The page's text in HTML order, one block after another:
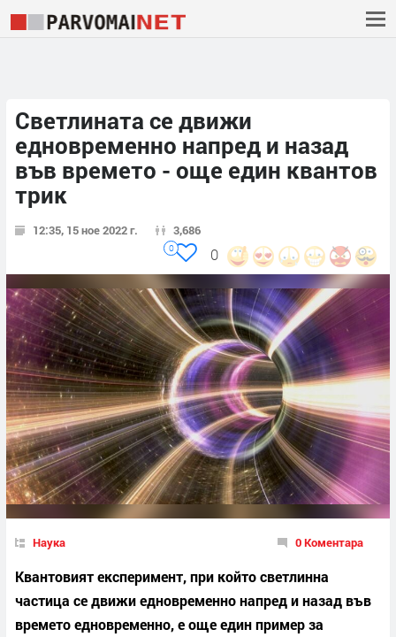
Светлината се движи
едновременно напред и назад
във времето - още един квантов
трик
12:35, 15 ное 2022 г. 3,686
0
0
Наука 0 Коментара
Квантовият експеримент, при който светлинна
частица се движи едновременно напред и назад във
времето едновременно, е още един пример за